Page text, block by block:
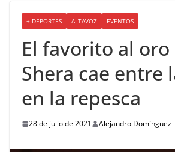
+ DEPORTES ALTAVOZ EVENTOS
El favorito al
Shera cae entre
en la repesca
28 de julio de 2021 Alejandro Domínguez